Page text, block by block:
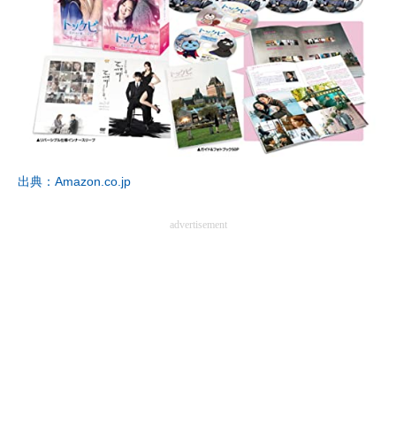
好きが集まる 比べて選べる
ビジネスと働き方のヒント
AI活用のいまが分かる
企業ITのトレンドを詳説
出典：Amazon.co.jp
advertisement